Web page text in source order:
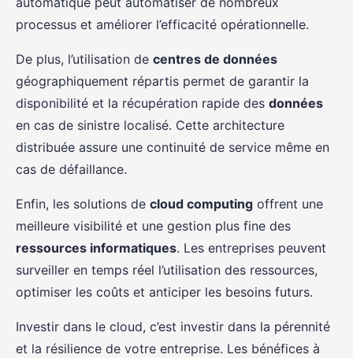
processus et améliorer l’efficacité opérationnelle.
De plus, l’utilisation de centres de données
géographiquement répartis permet de garantir la
disponibilité et la récupération rapide des données
en cas de sinistre localisé. Cette architecture
distribuée assure une continuité de service même en
cas de défaillance.
Enfin, les solutions de cloud computing offrent une
meilleure visibilité et une gestion plus fine des
ressources informatiques. Les entreprises peuvent
surveiller en temps réel l’utilisation des ressources,
optimiser les coûts et anticiper les besoins futurs.
Investir dans le cloud, c’est investir dans la pérennité
et la résilience de votre entreprise. Les bénéfices à